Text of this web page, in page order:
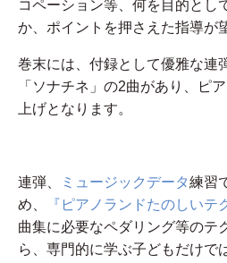
コペーション等、何を目的とし
か、ポイントを押さえた指導が
巻末には、付録として優雅な連
「ソナチネ」の2曲があり、ピ
上げとなります。
連弾、 ミュージックデータ練習
め、
『ピアノランドたのしいテ
曲集に必要なペダリング等のテ
ら、専門的に学ぶ子どもだけで